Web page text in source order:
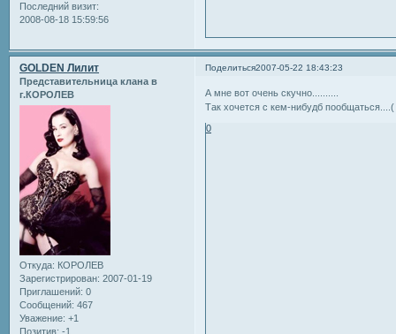
Последний визит:
2008-08-18 15:59:56
Поделиться2007-05-22 18:43:23
GOLDEN Лилит
Представительница клана в
г.КОРОЛЕВ
Откуда: КОРОЛЕВ
Зарегистрирован: 2007-01-19
Приглашений: 0
Сообщений: 467
Уважение: +1
Позитив: -1
А мне вот очень скучно..........
Так хочется с кем-нибудб пообщаться....(
0